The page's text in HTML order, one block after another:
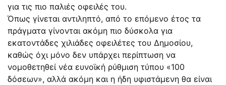
για τις πιο παλιές οφειλές του.
Όπως γίνεται αντιληπτό, από το επόμενο έτος τα
πράγματα γίνονται ακόμη πιο δύσκολα για
εκατοντάδες χιλιάδες οφειλέτες του Δημοσίου,
καθώς όχι μόνο δεν υπάρχει περίπτωση να
νομοθετηθεί νέα ευνοϊκή ρύθμιση τύπου «100
δόσεων», αλλά ακόμη και η ήδη υφιστάμενη θα είναι